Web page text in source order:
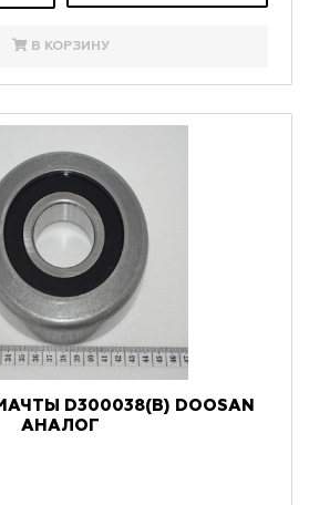
В КОРЗИНУ
D300038(B) DOOSAN
АНАЛОГ